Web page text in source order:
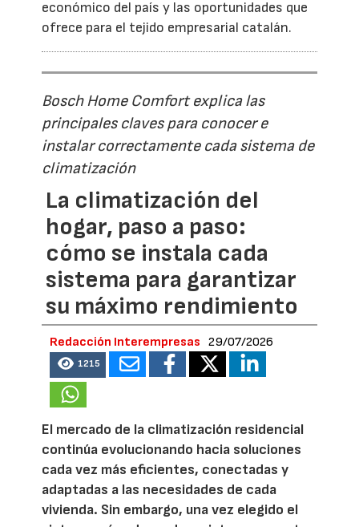
económico del país y las oportunidades que
ofrece para el tejido empresarial catalán.
Bosch Home Comfort explica las
principales claves para conocer e
instalar correctamente cada sistema de
climatización
La climatización del
hogar, paso a paso:
cómo se instala cada
sistema para garantizar
su máximo rendimiento
Redacción Interempresas 29/07/2026
1215
El mercado de la climatización residencial
continúa evolucionando hacia soluciones
cada vez más eficientes, conectadas y
adaptadas a las necesidades de cada
vivienda. Sin embargo, una vez elegido el